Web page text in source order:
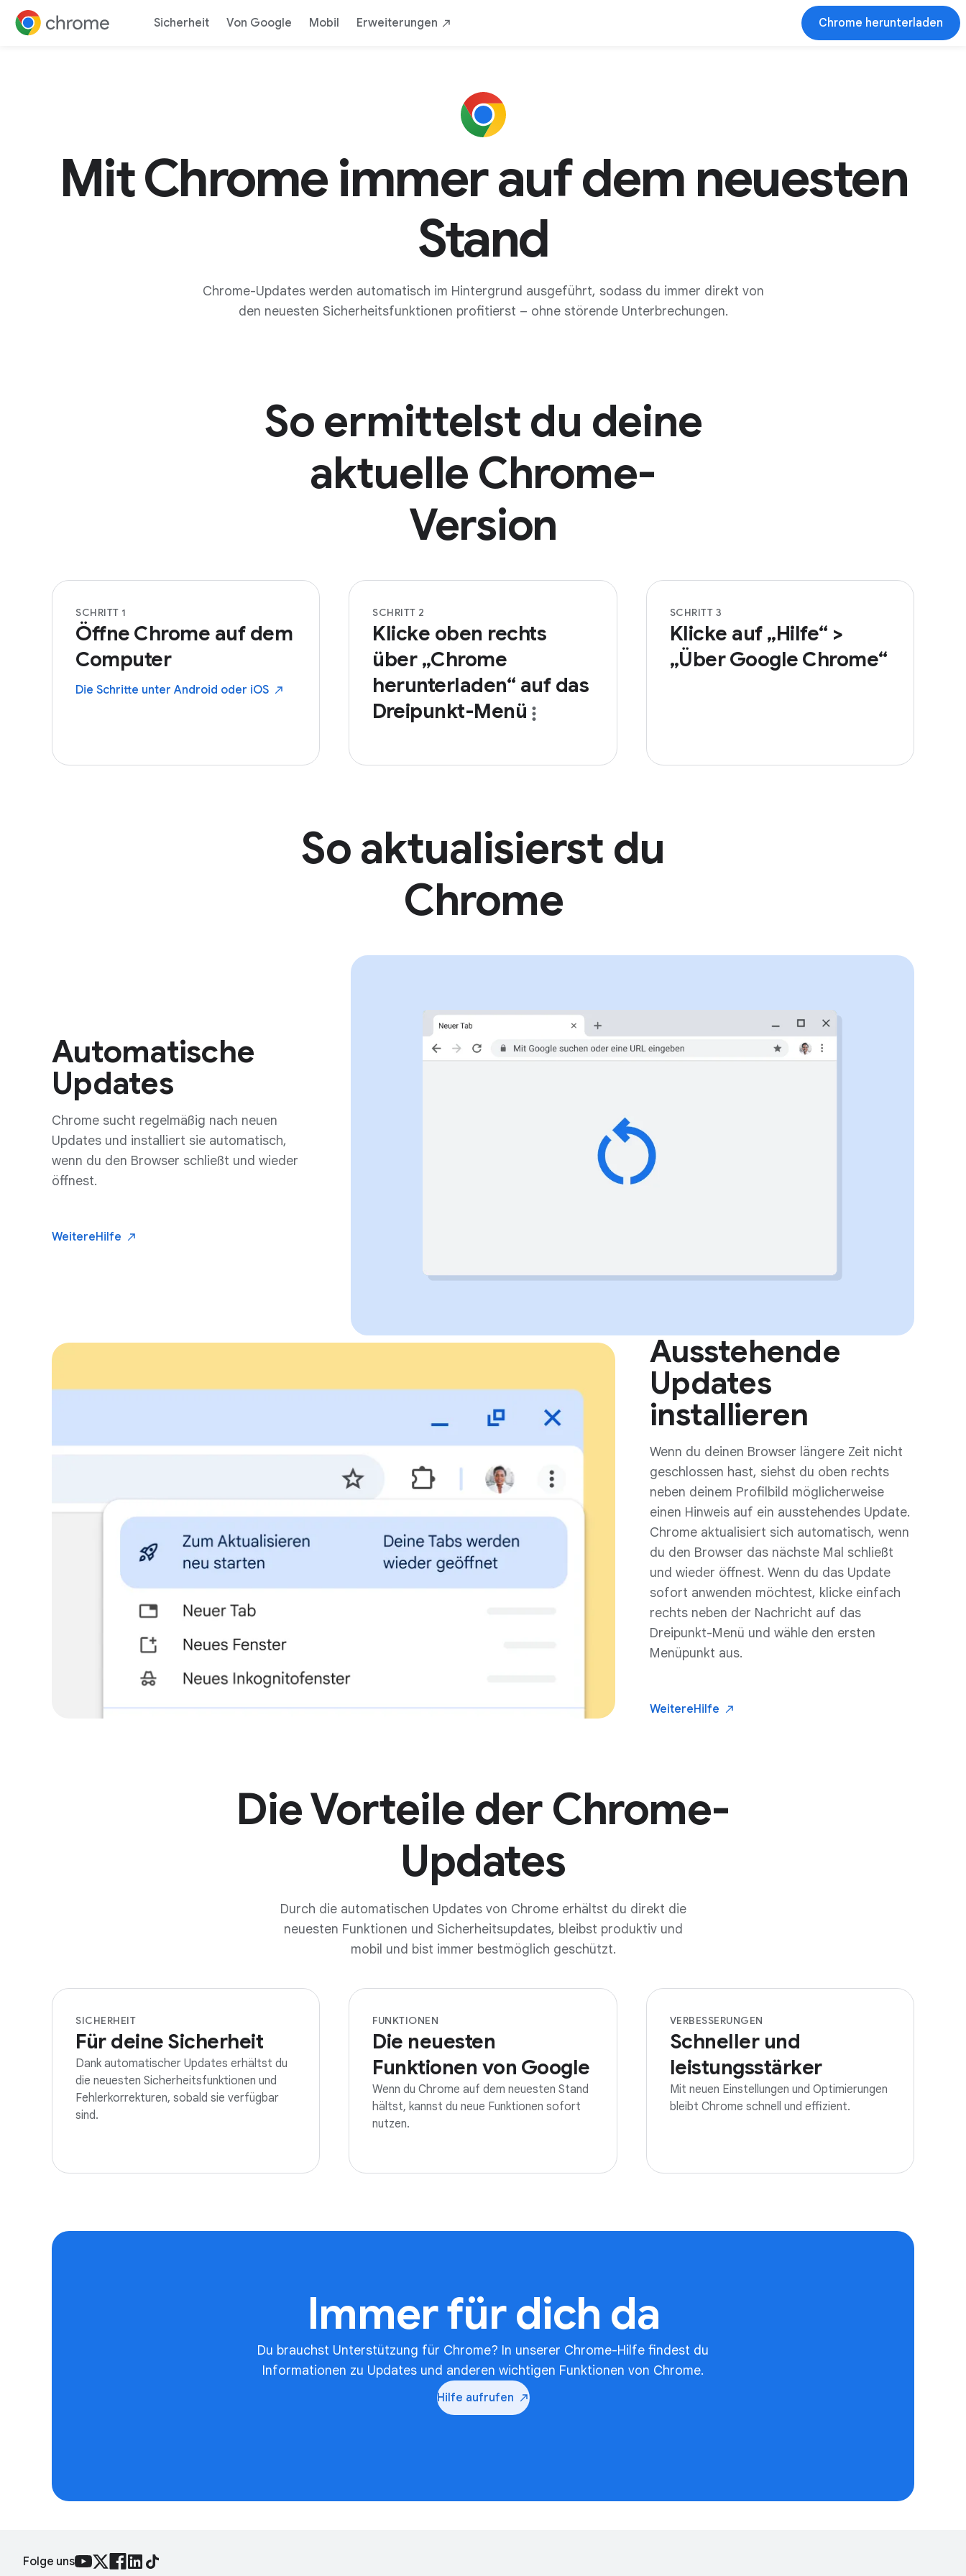
Sicherheit Von Google Mobil Erweiterungen Chrome herunterladen
Mit Chrome immer auf dem neuesten
Stand
Chrome-Updates werden automatisch im Hintergrund ausgeführt, sodass du immer direkt von
den neuesten Sicherheitsfunktionen profitierst – ohne störende Unterbrechungen.
So ermittelst du deine
aktuelle Chrome-
Version
SCHRITT 1
Öffne Chrome auf dem
Computer
Die Schritte unter Android oder iOS
SCHRITT 2
Klicke oben rechts
über „Chrome
herunterladen“ auf das
Dreipunkt-Menü
SCHRITT 3
Klicke auf „Hilfe“ >
„Über Google Chrome“
So aktualisierst du
Chrome
Automatische
Updates
Chrome sucht regelmäßig nach neuen
Updates und installiert sie automatisch,
wenn du den Browser schließt und wieder
öffnest.
WeitereHilfe
Ausstehende
Updates
installieren
Wenn du deinen Browser längere Zeit nicht
geschlossen hast, siehst du oben rechts
neben deinem Profilbild möglicherweise
einen Hinweis auf ein ausstehendes Update.
Chrome aktualisiert sich automatisch, wenn
du den Browser das nächste Mal schließt
und wieder öffnest. Wenn du das Update
sofort anwenden möchtest, klicke einfach
rechts neben der Nachricht auf das
Dreipunkt-Menü und wähle den ersten
Menüpunkt aus.
WeitereHilfe
Die Vorteile der Chrome-
Updates
Durch die automatischen Updates von Chrome erhältst du direkt die
neuesten Funktionen und Sicherheitsupdates, bleibst produktiv und
mobil und bist immer bestmöglich geschützt.
SICHERHEIT
Für deine Sicherheit
Dank automatischer Updates erhältst du
die neuesten Sicherheitsfunktionen und
Fehlerkorrekturen, sobald sie verfügbar
sind.
FUNKTIONEN
Die neuesten
Funktionen von Google
Wenn du Chrome auf dem neuesten Stand
hältst, kannst du neue Funktionen sofort
nutzen.
VERBESSERUNGEN
Schneller und
leistungsstärker
Mit neuen Einstellungen und Optimierungen
bleibt Chrome schnell und effizient.
Immer für dich da
Du brauchst Unterstützung für Chrome? In unserer Chrome-Hilfe findest du
Informationen zu Updates und anderen wichtigen Funktionen von Chrome.
Hilfe aufrufen
Folge uns